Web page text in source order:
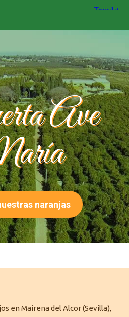
Ave
naranjas
en Mairena del Alcor (Sevilla),